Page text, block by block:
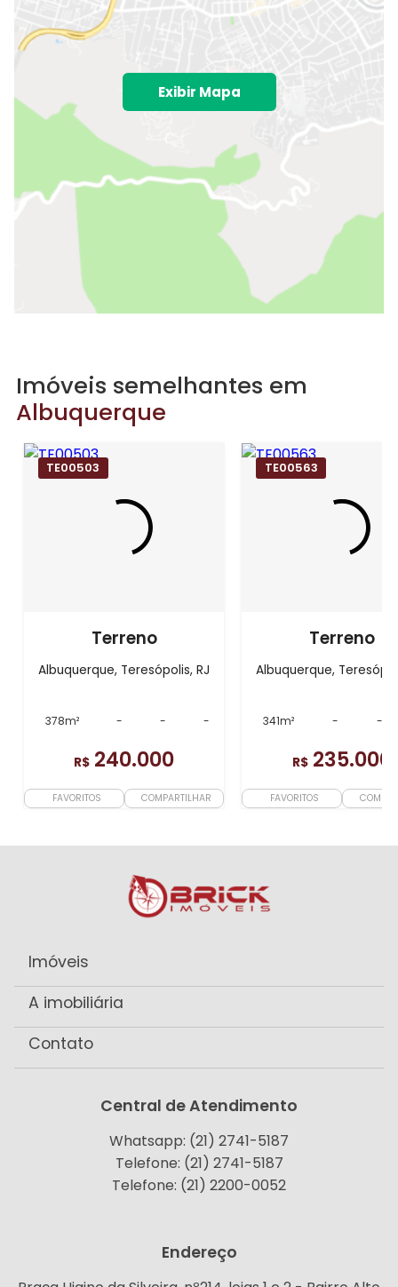
Exibir Mapa
Imóveis semelhantes em
Albuquerque
TE00503
Terreno
Albuquerque, Teresópolis, RJ
378m² - - -
R$ 240.000
FAVORITOS COMPARTILHAR
TE00563
Terreno
Albuquerque,
341m² - -
R$ 235.000
FAVORITOS
Imóveis
A imobiliária
Contato
Central de Atendimento
Whatsapp: (21) 2741-5187
Telefone: (21) 2741-5187
Telefone: (21) 2200-0052
Endereço